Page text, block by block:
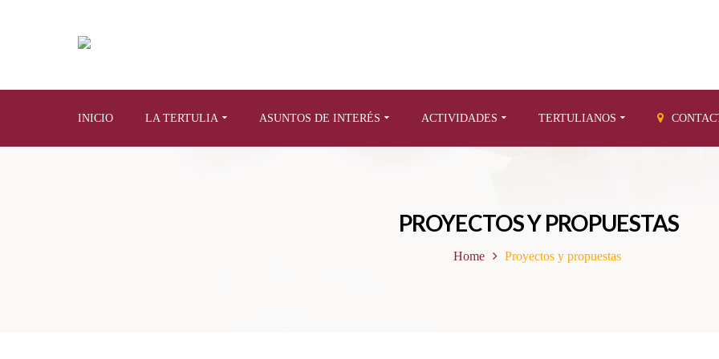
INICIO LA TERTULIA ASUNTOS DE INTERÉS ACTIVIDADES TERTULIANOS
PROYECTOS Y PROPUESTAS
Home Proyectos y propuestas